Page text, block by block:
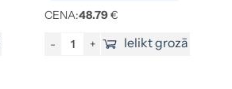
CENA:48.79€
- + Ielikt grozā